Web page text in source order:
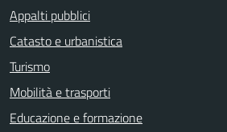
Appalti pubblici
Catasto e urbanistica
Turismo
Mobilità e trasporti
Educazione e formazione